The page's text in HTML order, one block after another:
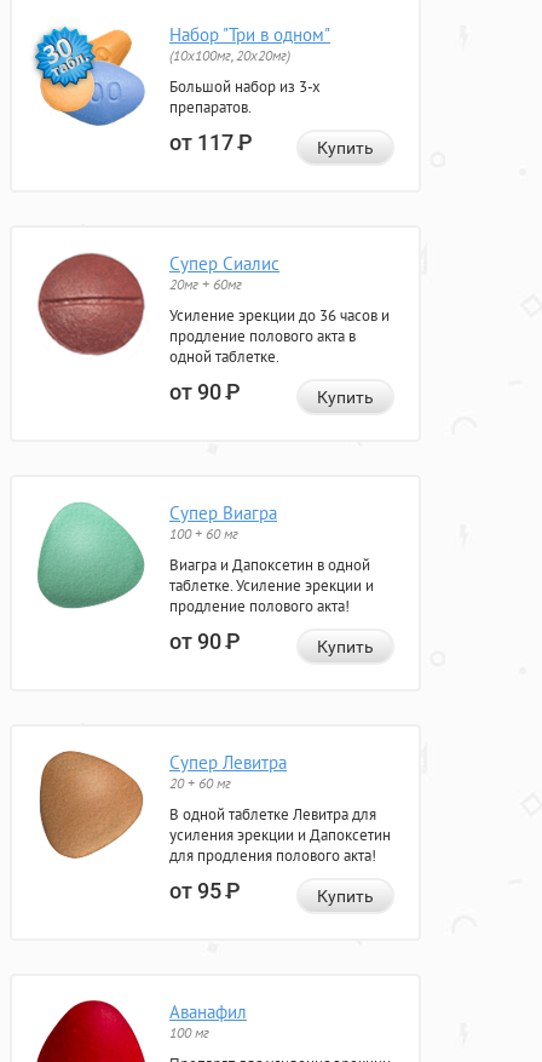
Набор "Три в одном"
(10x100мг, 20x20мг)
Большой набор из 3-х
препаратов.
от 117Р Купить
Супер Сиалис
20мг + 60мг
Усиление эрекции до 36 часов и
продление полового акта в
одной таблетке.
от 90Р Купить
Супер Виагра
100 + 60 мг
Виагра и Дапоксетин в одной
таблетке. Усиление эрекции и
продление полового акта!
от 90Р Купить
Супер Левитра
20 + 60 мг
В одной таблетке Левитра для
усиления эрекции и Дапоксетин
для продления полового акта!
от 95Р Купить
Аванафил
100 мг